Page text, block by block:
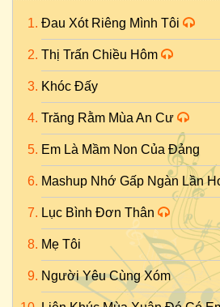
Đau Xót Riêng Mình Tôi
Thị Trấn Chiều Hôm
Khóc Đấy
Trăng Rằm Mùa An Cư
Em Là Mầm Non Của Đảng
Mashup Nhớ Gấp Ngàn Lần
Lục Bình Đơn Thân
Mẹ Tôi
Người Yêu Cùng Xóm